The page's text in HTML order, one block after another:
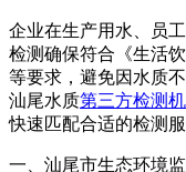
企业在生产用水、员
检测确保符合《生活
等要求，避免因水质
汕尾水质第三方检测
快速匹配合适的检测服
一、汕尾市生态环境